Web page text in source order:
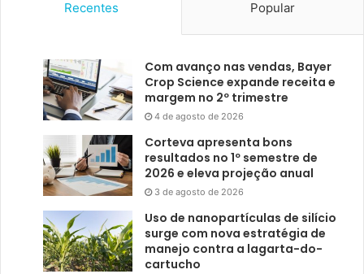
Recentes Popular
Com avanço nas vendas, Bayer
Crop Science expande receita e
margem no 2º trimestre
4 de agosto de 2026
Corteva apresenta bons
resultados no 1º semestre de
2026 e eleva projeção anual
3 de agosto de 2026
Uso de nanopartículas de silício
surge com nova estratégia de
manejo contra a lagarta-do-
cartucho